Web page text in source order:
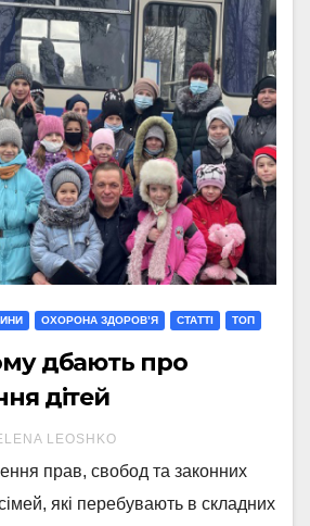
ОХОРОНА ЗДОРОВ’Я СТАТТI ТОП
дбають про
дітей
LEOSHKO
прав, свобод та законних
сімей, які перебувають в складних